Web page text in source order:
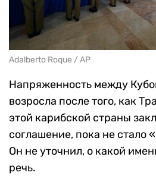
Adalberto Roque / AP
Напряженность между
возросла после того, как
этой карибской страны
соглашение, пока не стало
Он не уточнил, о какой
речь.